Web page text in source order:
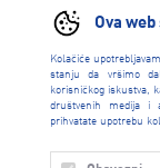
Ova
Kolačiće
stanju da vršimo
korisničkog iskustva,
društvenih medija i
prihvatate upotrebu
PRONAĐI